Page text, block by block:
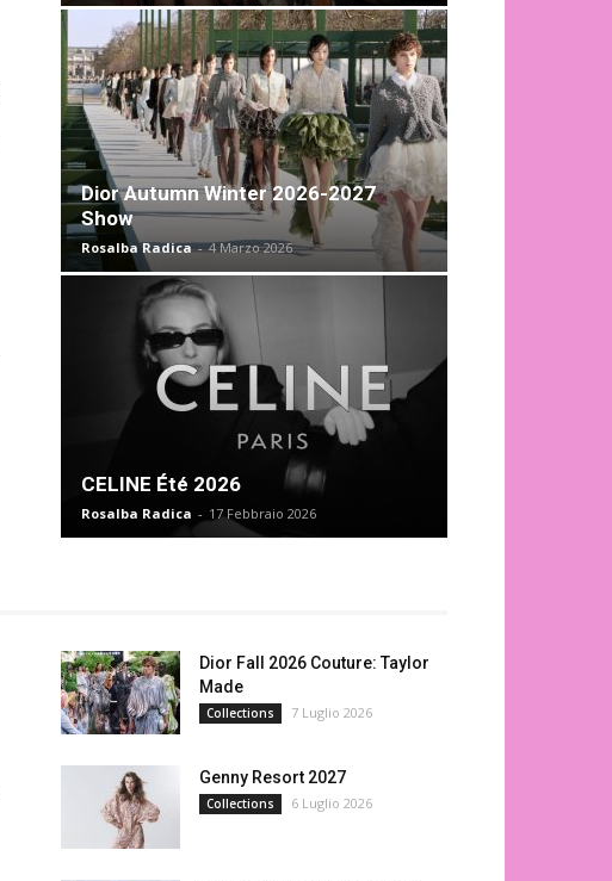
Dior Autumn Winter 2026-2027
Show
Rosalba Radica - 4 Marzo 2026
CELINE Été 2026
Rosalba Radica - 17 Febbraio 2026
Dior Fall 2026 Couture: Taylor
Made
Collections 7 Luglio 2026
Genny Resort 2027
Collections 6 Luglio 2026